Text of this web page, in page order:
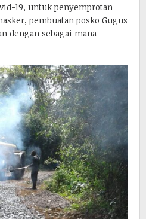
19, untuk penyemprotan
pembuatan posko Gugus
dengan sebagai mana